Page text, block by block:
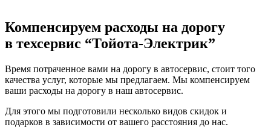
Компенсируем расходы на дорогу
в техсервис “Тойота-Электрик”
Время потраченное вами на дорогу в автосервис, стоит того
качества услуг, которые мы предлагаем. Мы компенсируем
ваши расходы на дорогу в наш автосервис.
Для этого мы подготовили несколько видов скидок и
подарков в зависимости от вашего расстояния до нас.